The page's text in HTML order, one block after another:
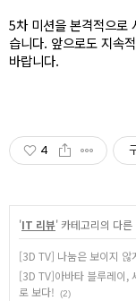
5차 미션을 본격적으로
습니다. 앞으로도 지속
바랍니다.
4
'IT 리뷰' 카테고리의 다른
[3D TV] 나눔은 보이지 않
[3D TV]아바타 블루레이,
로 보다!
(2)